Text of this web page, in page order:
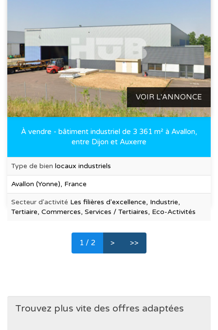
VOIR L'ANNONCE
À vendre - bâtiment industriel de 3 361 m² à Avallon,
entre Dijon et Auxerre
Type de bien locaux industriels
Avallon (Yonne), France
Secteur d'activité Les filières d'excellence, Industrie,
Tertiaire, Commerces, Services / Tertiaires, Eco-Activités
1 (current)
/ 2 > >>
Trouvez plus vite des offres adaptées